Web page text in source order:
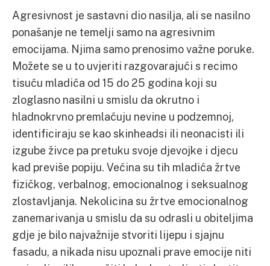
Agresivnost je sastavni dio nasilja, ali se nasilno
ponašanje ne temelji samo na agresivnim
emocijama. Njima samo prenosimo važne poruke.
Možete se u to uvjeriti razgovarajući s recimo
tisuću mladića od 15 do 25 godina koji su
zloglasno nasilni u smislu da okrutno i
hladnokrvno premlaćuju nevine u podzemnoj,
identificiraju se kao skinheadsi ili neonacisti ili
izgube živce pa pretuku svoje djevojke i djecu
kad previše popiju. Većina su tih mladića žrtve
fizičkog, verbalnog, emocionalnog i seksualnog
zlostavljanja. Nekolicina su žrtve emocionalnog
zanemarivanja u smislu da su odrasli u obiteljima
gdje je bilo najvažnije stvoriti lijepu i sjajnu
fasadu, a nikada nisu upoznali prave emocije niti